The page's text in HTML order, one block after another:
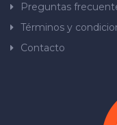
Preguntas
Términos y
Contacto